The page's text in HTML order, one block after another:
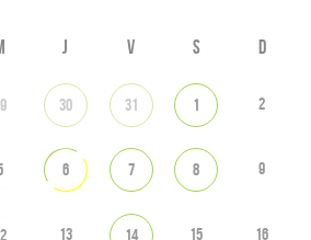
J V S D
30 31 1 2
6 7 8 9
13 14 15 16